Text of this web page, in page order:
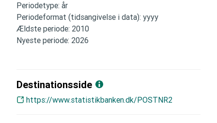
Periodetype: år
Periodeformat (tidsangivelse i data): yyyy
Ældste periode: 2010
Nyeste periode: 2026
Destinationsside
https://www.statistikbanken.dk/POSTNR2